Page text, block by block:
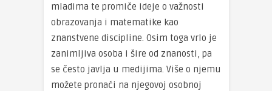
mladima te promiče ideje o važnosti
obrazovanja i matematike kao
znanstvene discipline. Osim toga vrlo je
zanimljiva osoba i šire od znanosti, pa
se često javlja u medijima. Više o njemu
možete pronaći na njegovoj osobnoj